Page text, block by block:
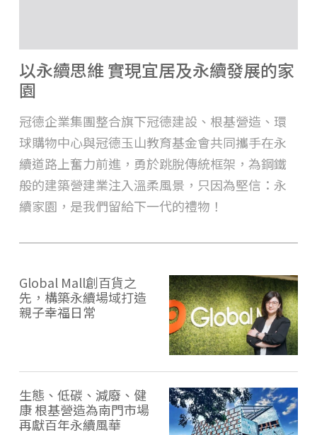
以永續思維 實現宜居及永續發展的家
園
冠德企業集團整合旗下冠德建設、根基營造、環
球購物中心與冠德玉山教育基金會共同攜手在永
續道路上奮力前進，勇於跳脫傳統框架，為鋼鐵
般的建築營建業注入溫柔風景，只因為堅信：永
續家園，是我們留給下一代的禮物！
Global Mall創百貨之
先，構築永續場域打造
親子幸福日常
生態、低碳、減廢、健
康 根基營造為南門市場
再獻百年永續風華